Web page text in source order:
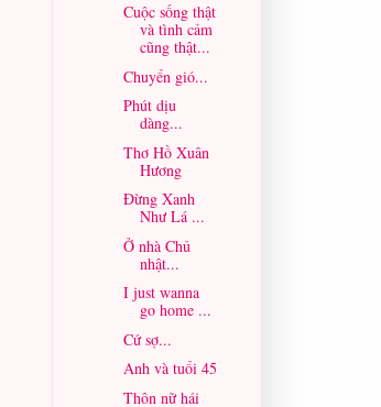
Cuộc sống thật
và tình cảm
cũng thật...
Chuyển gió...
Phút dịu
dàng...
Thơ Hồ Xuân
Hương
Đừng Xanh
Như Lá ...
Ở nhà Chủ
nhật...
I just wanna
go home ...
Cứ sợ...
Anh và tuổi 45
Thôn nữ hái